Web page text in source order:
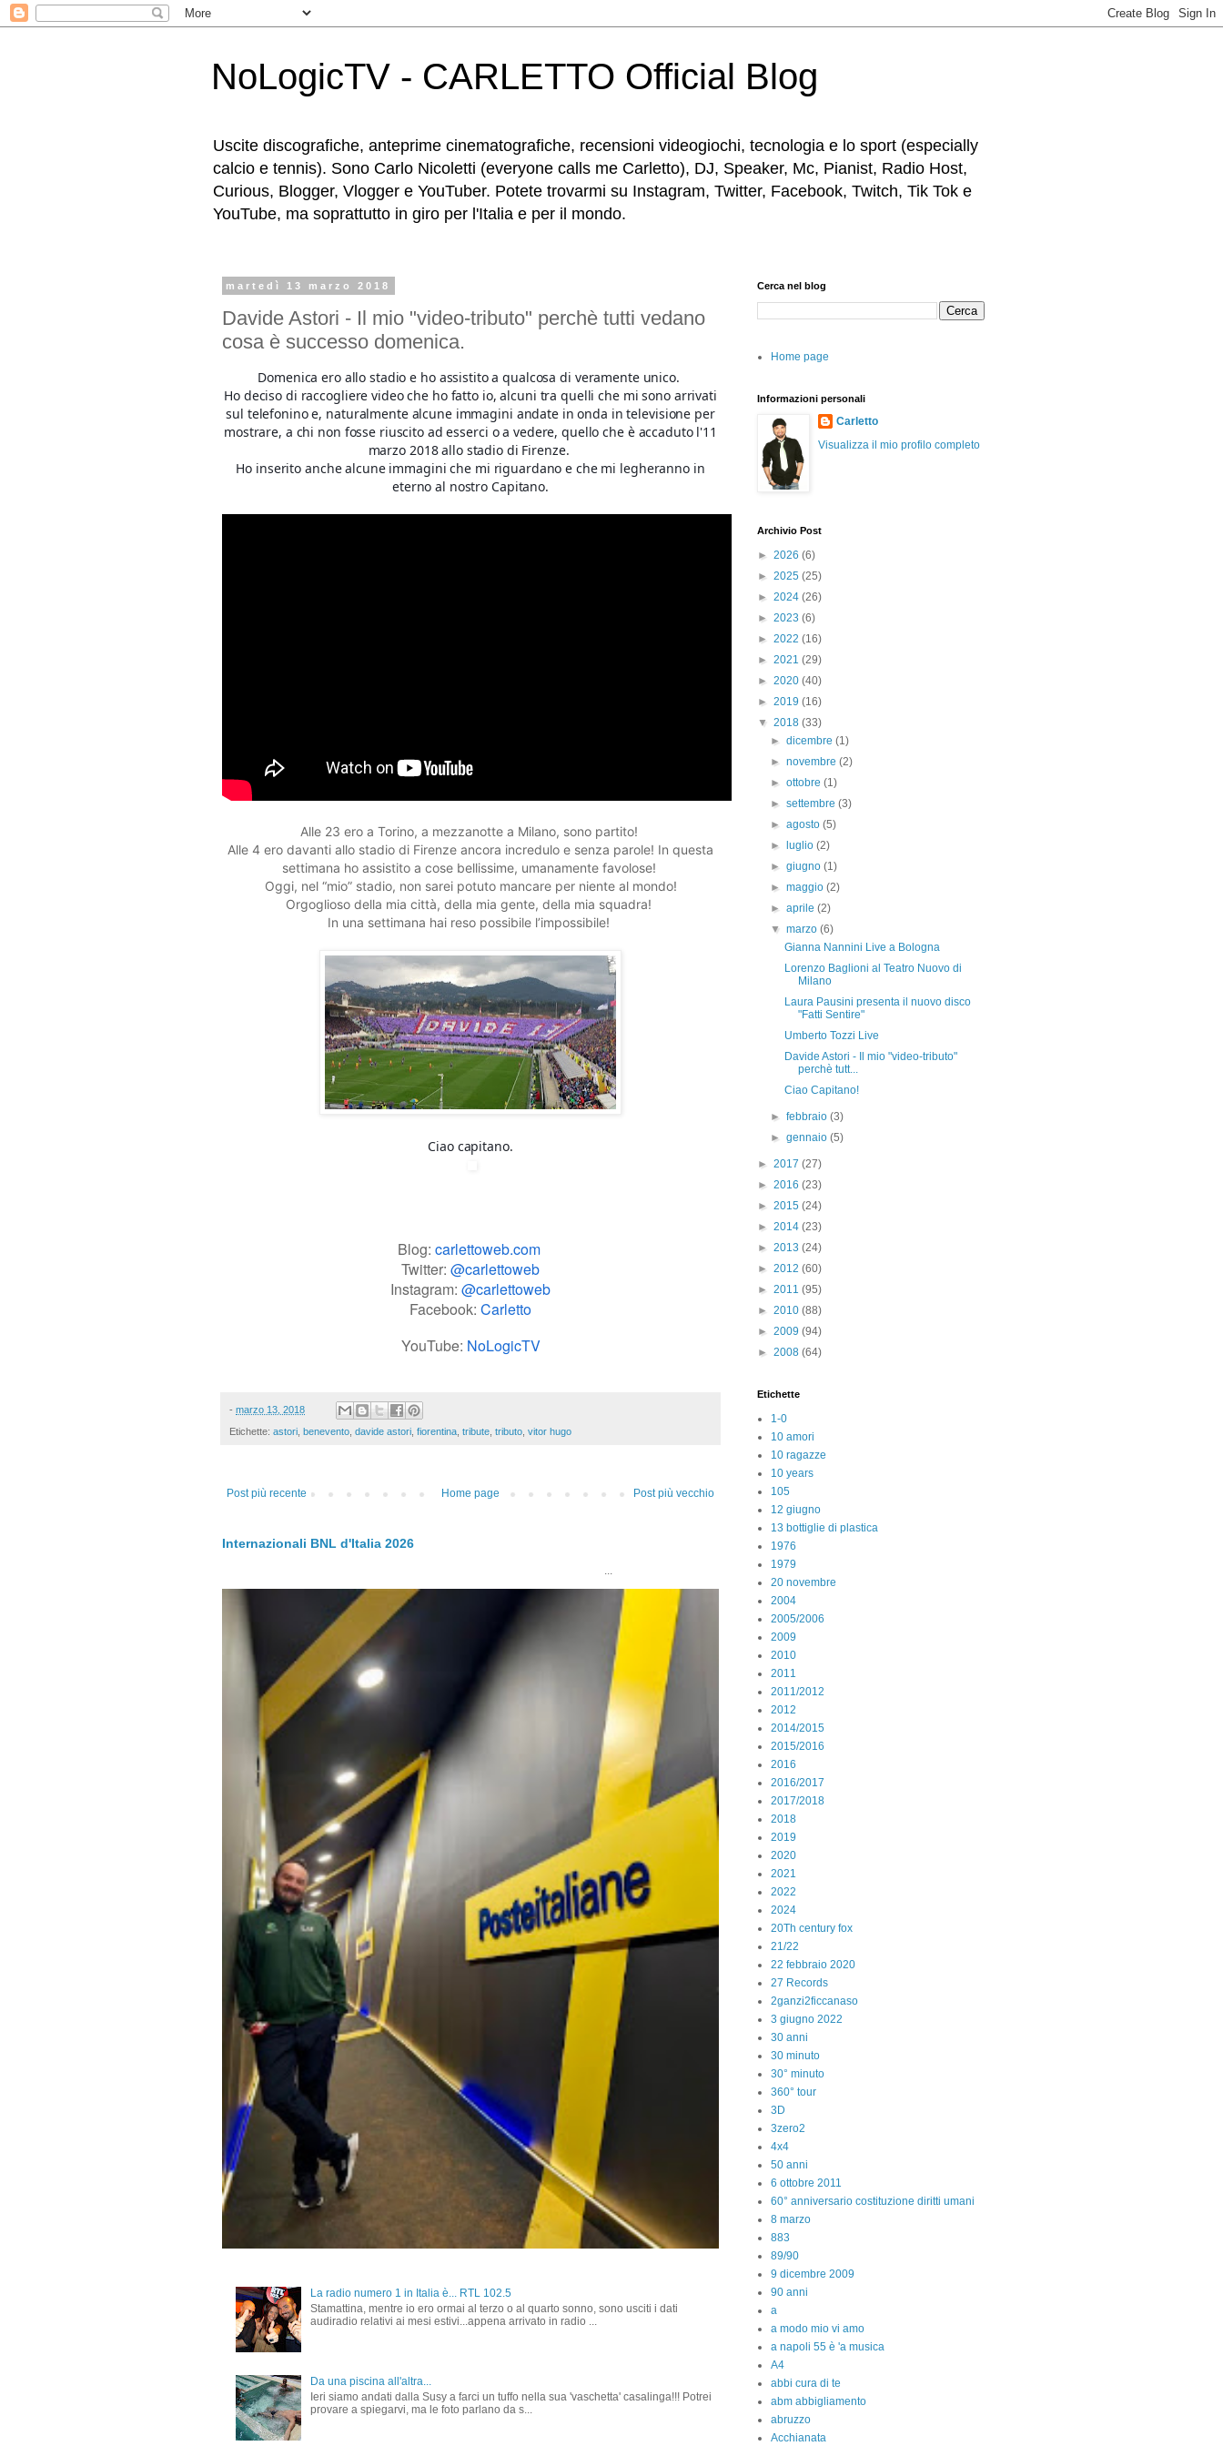
NoLogicTV - CARLETTO Official Blog
Uscite discografiche, anteprime cinematografiche, recensioni videogiochi, tecnologia e lo sport (especially
calcio e tennis). Sono Carlo Nicoletti (everyone calls me Carletto), DJ, Speaker, Mc, Pianist, Radio Host,
Curious, Blogger, Vlogger e YouTuber. Potete trovarmi su Instagram, Twitter, Facebook, Twitch, Tik Tok e
YouTube, ma soprattutto in giro per l'Italia e per il mondo.
martedì 13 marzo 2018
Davide Astori - Il mio "video-tributo" perchè tutti vedano
cosa è successo domenica.
Domenica ero allo stadio e ho assistito a qualcosa di veramente unico.
Ho deciso di raccogliere video che ho fatto io, alcuni tra quelli che mi sono arrivati
sul telefonino e, naturalmente alcune immagini andate in onda in televisione per
mostrare, a chi non fosse riuscito ad esserci o a vedere, quello che è accaduto l'11
marzo 2018 allo stadio di Firenze.
Ho inserito anche alcune immagini che mi riguardano e che mi legheranno in
eterno al nostro Capitano.
Alle 23 ero a Torino, a mezzanotte a Milano, sono partito!
Alle 4 ero davanti allo stadio di Firenze ancora incredulo e senza parole! In questa
settimana ho assistito a cose bellissime, umanamente favolose!
Oggi, nel “mio” stadio, non sarei potuto mancare per niente al mondo!
Orgoglioso della mia città, della mia gente, della mia squadra!
In una settimana hai reso possibile l’impossibile!
Ciao capitano.
Blog: carlettoweb.com
Twitter: @carlettoweb
Instagram: @carlettoweb
Facebook: Carletto
YouTube: NoLogicTV
- marzo 13, 2018
Etichette: astori benevento davide astori fiorentina tribute tributo vitor hugo
Post più recente Post più vecchio
Home page
Internazionali BNL d'Italia 2026
...
La radio numero 1 in Italia è... RTL 102.5
Stamattina, mentre io ero ormai al terzo o al quarto sonno, sono usciti i dati
audiradio relativi ai mesi estivi...appena arrivato in radio ...
Da una piscina all'altra...
Ieri siamo andati dalla Susy a farci un tuffo nella sua 'vaschetta' casalinga!!! Potrei
provare a spiegarvi, ma le foto parlano da s...
Cerca nel blog
Home page
Informazioni personali
Carletto
Visualizza il mio profilo completo
Archivio Post
► 2026 (6)
► 2025 (25)
► 2024 (26)
► 2023 (6)
► 2022 (16)
► 2021 (29)
► 2020 (40)
► 2019 (16)
▼ 2018 (33)
►dicembre(1)
►novembre(2)
►ottobre(1)
►settembre(3)
►agosto(5)
►
luglio(2)
►giugno(1)
►maggio(2)
►aprile(2)
▼marzo(6)
Gianna Nannini Live a Bologna
Lorenzo Baglioni al Teatro Nuovo di
Milano
Laura Pausini presenta il nuovo disco
"Fatti Sentire"
Umberto Tozzi Live
Davide Astori - Il mio "video-tributo"
perchè tutt...
Ciao Capitano!
►febbraio(3)
►gennaio(5)
► 2017 (27)
► 2016 (23)
► 2015 (24)
► 2014 (23)
► 2013 (24)
► 2012 (60)
► 2011 (95)
► 2010 (88)
► 2009 (94)
► 2008 (64)
Etichette
1-0
10 amori
10 ragazze
10 years
105
12 giugno
13 bottiglie di plastica
1976
1979
20 novembre
2004
2005/2006
2009
2010
2011
2011/2012
2012
2014/2015
2015/2016
2016
2016/2017
2017/2018
2018
2019
2020
2021
2022
2024
20Th century fox
21/22
22 febbraio 2020
27 Records
2ganzi2ficcanaso
3 giugno 2022
30 anni
30 minuto
30° minuto
360° tour
3D
3zero2
4x4
50 anni
6 ottobre 2011
60° anniversario costituzione diritti umani
8 marzo
883
89/90
9 dicembre 2009
90 anni
a
a modo mio vi amo
a napoli 55 è 'a musica
A4
abbi cura di te
abm abbigliamento
abruzzo
Acchianata